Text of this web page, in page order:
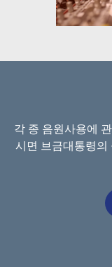
각 종 음원사용에
시면 브금대통령의